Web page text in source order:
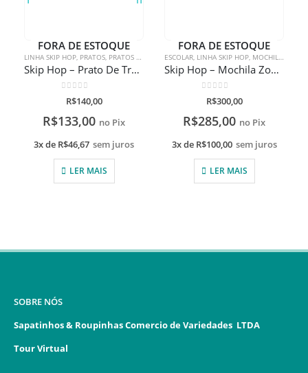
FORA DE ESTOQUE
LINHA SKIP HOP PRATOS PRATOS E BOWLS
Skip Hop – Prato De Treinamento Girafa Com Gravação A Laser
de 5
R$140,00
R$133,00 no Pix
3x de R$46,67 sem juros
LER MAIS
FORA DE ESTOQUE
ESCOLAR LINHA SKIP HOP MOCHILAS
Skip Hop – Mochila Zoo Girafa
de 5
R$300,00
R$285,00 no Pix
3x de R$100,00 sem juros
LER MAIS
SOBRE NÓS
Sapatinhos & Roupinhas Comercio de Variedades LTDA
Tour Virtual